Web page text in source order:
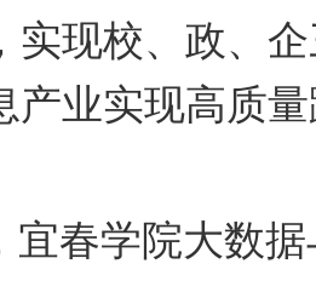
实现校、政、
产业实现高质
宜春学院大数